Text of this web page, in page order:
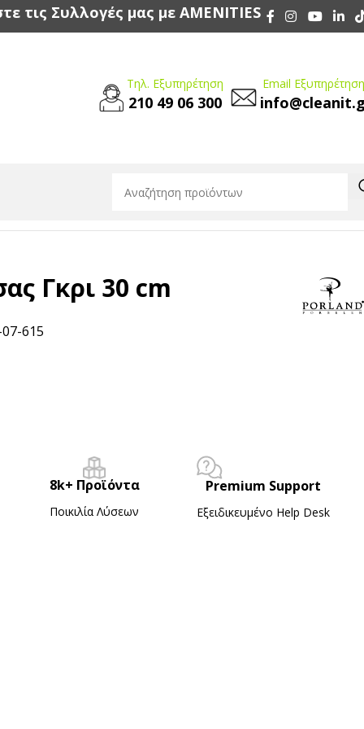
τις Συλλογές μας με AMENITIES
Τηλ. Εξυπηρέτηση
210 49 06 300
Email
Γκρι 30 cm
615
8k+ Προϊόντα
Ποικιλία Λύσεων
Premium Support
Εξειδικευμένο Ηelp Desk